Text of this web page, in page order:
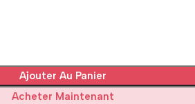
Ajouter Au Panier
Acheter Maintenant